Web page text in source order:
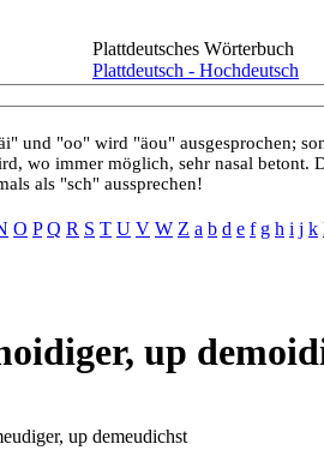
Plattdeutsches Wörterbuch
Plattdeutsch - Hochdeutsch
und "oo" wird "äou" ausgesprochen;
wo immer möglich, sehr nasal
als "sch" aussprechen!
O P Q R S T U V W Z a b d e f g h i j k
up
up demeudichst